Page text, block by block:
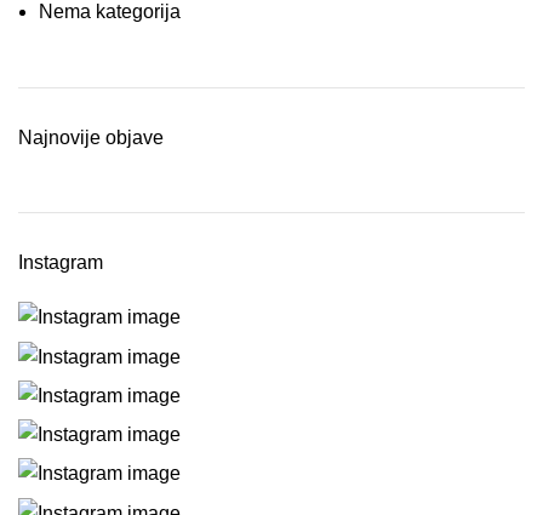
Nema kategorija
Najnovije objave
Instagram